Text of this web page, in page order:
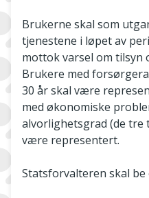
Brukerne skal som
tjenestene i løpet av
mottok varsel om tilsyn
Brukere med
30 år skal være
med økonomiske
alvorlighetsgrad (de tre
være representert.
Statsforvalteren skal be